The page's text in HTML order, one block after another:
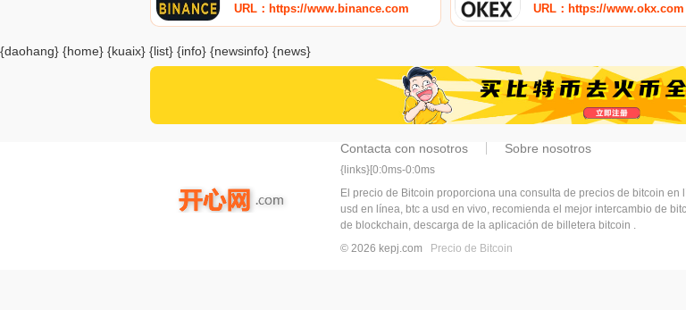
URL：https://www.binance.com
URL：https://www.okx.com
{daohang} {home} {kuaix} {list} {info} {newsinfo} {news}
Contacta con nosotros Sobre nosotros
{links}[0:0ms-0:0ms
El precio de Bitcoin proporciona una consulta de precios de bitcoin
usd en línea, btc a usd en vivo, recomienda el mejor intercambio de
de blockchain, descarga de la aplicación de billetera bitcoin .
© 2026 kepj.com
Precio de Bitcoin